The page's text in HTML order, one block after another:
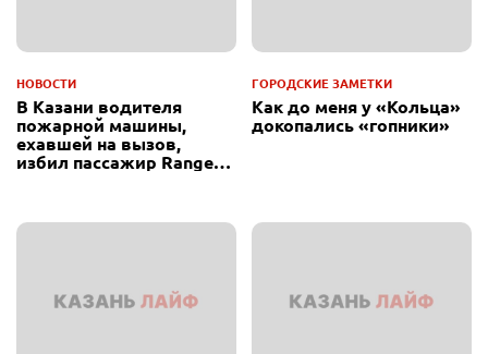
НОВОСТИ
В Казани водителя
пожарной машины,
ехавшей на вызов,
избил пассажир Range
ГОРОДСКИЕ ЗАМЕТКИ
Как до меня у «Кольца»
докопались «гопники»